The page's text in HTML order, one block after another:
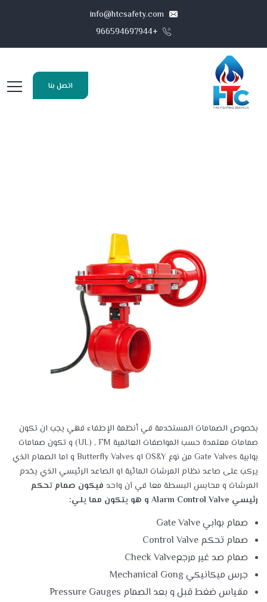
+966594697944
اتصل بنا
بخصوص الصمامات المستخدمة في أنظمة الإطفاء فهي يجب ان تكون
صمامات معتمدة حسب المواصفات العالمية UL) , FM)
و تكون صمامات
بوابية Gate Valves من نوع OS&Y او Butterfly Valves و اما الصمام الذي
يركب على صاعد نظام المرشات المائية او الصاعد الرئيسي الذي يخدم
المرشات و محابس البسطة معا في آن واحد فيكون صمام تحكم
رئيسي Alarm Control Valve و هو يتكون مما يلي:
صمام بوابي Gate Valve
صمام تحكم Control Valve
صمام صد غير مرجعCheck Valve
جرس ميكانيكي Mechanical Gong
مقياس ضغط قبل و بعد الصمام Pressure Gauges